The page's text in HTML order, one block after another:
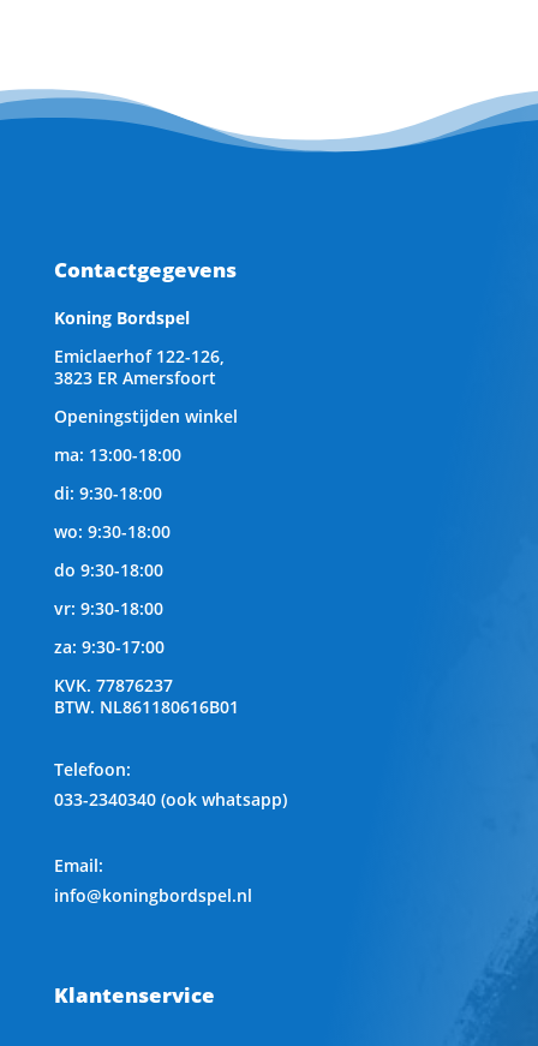
Contactgegevens
Koning Bordspel
Emiclaerhof 122-126,
3823 ER Amersfoort
Openingstijden winkel
ma: 13:00-18:00
di: 9:30-18:00
wo: 9:30-18:00
do 9:30-18:00
vr: 9:30-18:00
za: 9:30-17:00
KVK. 77876237
BTW. NL861180616B01
Telefoon:
033-2340340 (ook whatsapp)
Email:
info@koningbordspel.nl
Klantenservice